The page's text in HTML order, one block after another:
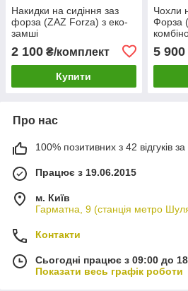
Накидки на сидіння заз
форза (ZAZ Forza) з еко-
замші
2 100 ₴/комплект
Купити
Чохли
Форза
5 900
Про нас
100% позитивних з 42 відгуків за
Працює з 19.06.2015
м. Київ
Гарматна, 9 (станція метро
Контакти
Сьогодні працює з 09:00 до
Показати весь графік роботи